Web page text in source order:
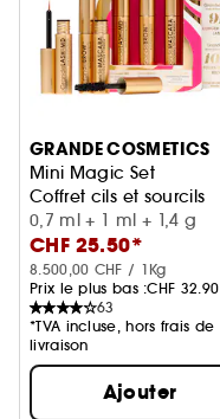
GRANDE COSMETICS
Mini Magic Set
Coffret cils et sourcils
0,7 ml + 1 ml + 1,4 g
CHF 25.50*
8.500,00 CHF / 1Kg
Prix le plus bas :CHF 32.90
63
*TVA incluse, hors frais de
livraison
Ajouter